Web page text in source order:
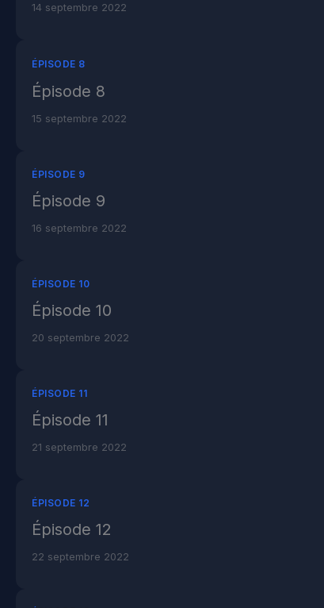
14 septembre 2022
ÉPISODE 8
Épisode 8
15 septembre 2022
ÉPISODE 9
Épisode 9
16 septembre 2022
ÉPISODE 10
Épisode 10
20 septembre 2022
ÉPISODE 11
Épisode 11
21 septembre 2022
ÉPISODE 12
Épisode 12
22 septembre 2022